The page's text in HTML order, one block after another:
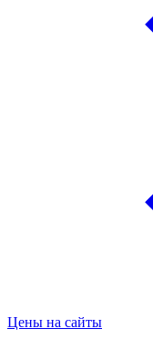
Цены на сайты